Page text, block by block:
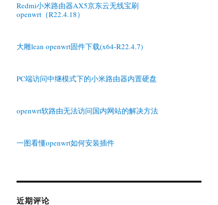
Redmi小米路由器AX5京东云无线宝刷
openwrt（R22.4.18）
大雕lean openwrt固件下载(x64-R22.4.7)
PC端访问中继模式下的小米路由器内置硬盘
openwrt软路由无法访问国内网站的解决方法
一图看懂openwrt如何安装插件
近期评论